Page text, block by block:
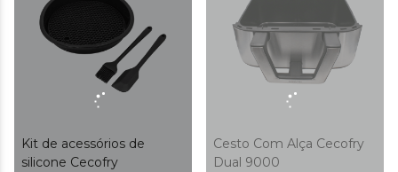
Kit de acessórios de
silicone Cecofry
Cesto Com Alça Cecofry
Dual 9000